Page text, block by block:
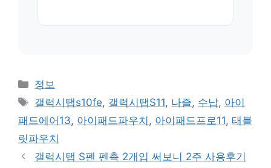
카
테
리
정보
태
그
갤럭시탭s10fe, 갤럭시탭S11, 나즐, 수납, 아이
패드에어13, 아이패드파우치 , 아이패드프로11, 태블
릿파우치
갤럭시탭 S펜 펜촉 2개입 써보니 2주 사용후기